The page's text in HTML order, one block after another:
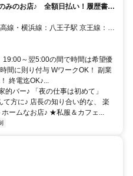
みのお店♪ 全額日払い！履歴書不
～翌5:00の間で時間は希望優
間に則り付与 WワークOK！ 副業
終電迄OK♪...
バー♪ 「夜の仕事は初めて」
方に♪ 店長の知り合い的な、 楽
ームなお店♪ ★私服＆カフェ...